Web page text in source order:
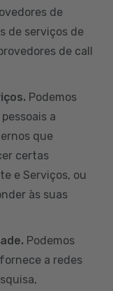
de
de serviços de
de call
Podemos
a
que
certas
e Serviços, ou
às suas
Podemos
a redes